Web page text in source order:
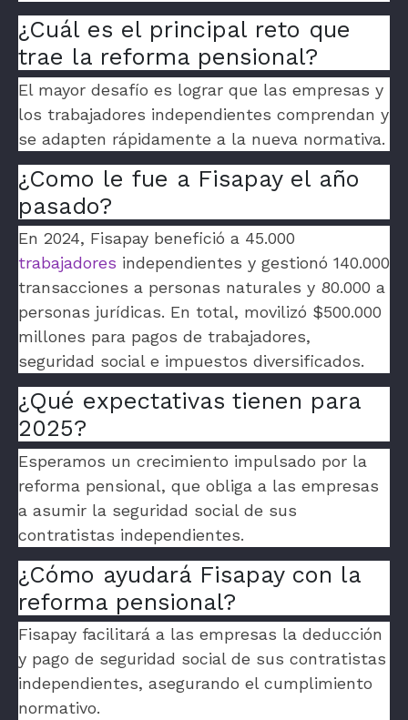
¿Cuál es el principal reto que
trae la reforma pensional?
El mayor desafío es lograr que las empresas y
los trabajadores independientes comprendan y
se adapten rápidamente a la nueva normativa.
¿Como le fue a Fisapay el año
pasado?
En 2024, Fisapay benefició a 45.000
trabajadores independientes y gestionó 140.000
transacciones a personas naturales y 80.000 a
personas jurídicas. En total, movilizó $500.000
millones para pagos de trabajadores,
seguridad social e impuestos diversificados.
¿Qué expectativas tienen para
2025?
Esperamos un crecimiento impulsado por la
reforma pensional, que obliga a las empresas
a asumir la seguridad social de sus
contratistas independientes.
¿Cómo ayudará Fisapay con la
reforma pensional?
Fisapay facilitará a las empresas la deducción
y pago de seguridad social de sus contratistas
independientes, asegurando el cumplimiento
normativo.